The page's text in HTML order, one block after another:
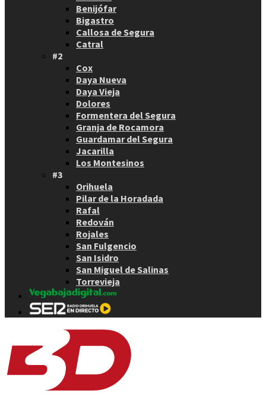
Benijófar
Bigastro
Callosa de Segura
Catral
#2
Cox
Daya Nueva
Daya Vieja
Dolores
Formentera del Segura
Granja de Rocamora
Guardamar del Segura
Jacarilla
Los Montesinos
#3
Orihuela
Pilar de la Horadada
Rafal
Redován
Rojales
San Fulgencio
San Isidro
San Miguel de Salinas
Torrevieja